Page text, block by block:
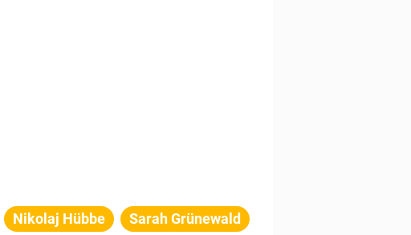
Nikolaj Hübbe Sarah Grünewald